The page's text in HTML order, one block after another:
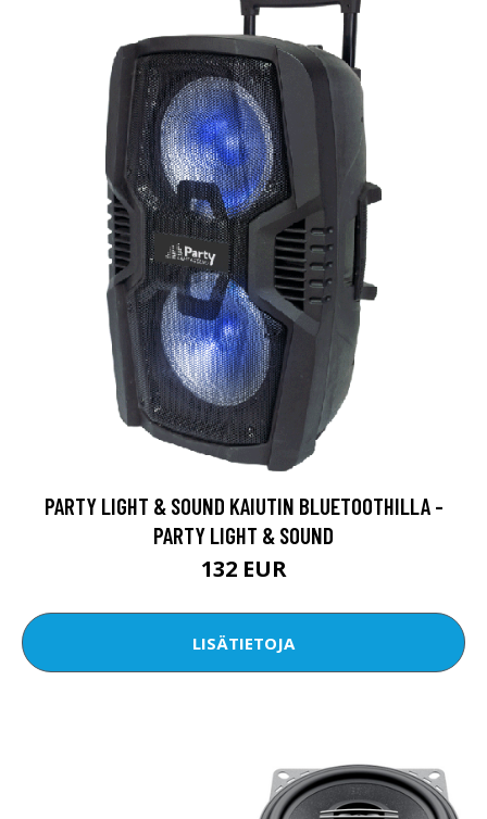
PARTY LIGHT & SOUND KAIUTIN BLUETOOTHILLA -
PARTY LIGHT & SOUND
132 EUR
LISÄTIETOJA